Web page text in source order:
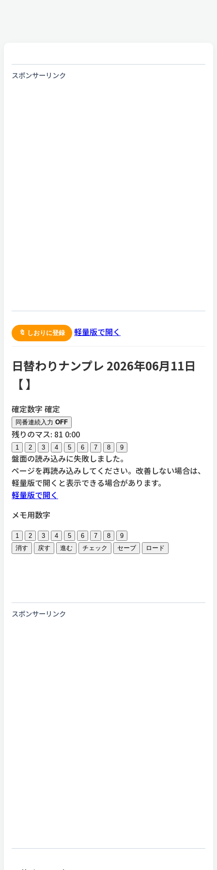
スポンサーリンク
🔖 しおりに登録 軽量版で開く
日替わりナンプレ 2026年06月11日
【】
確定数字 確定
同番連続入力 OFF
残りのマス: 81 0:00
1 2 3 4 5 6 7 8 9
盤面の読み込みに失敗しました。
ページを再読み込みしてください。改善しない場合は、
軽量版で開くと表示できる場合があります。
軽量版で開く
メモ用数字
1 2 3 4 5 6 7 8
9
消す
戻す 進む チェック セーブ ロード
スポンサーリンク